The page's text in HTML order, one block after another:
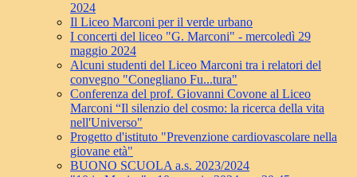
2024
Il Liceo Marconi per il verde urbano
I concerti del liceo "G. Marconi" - mercoledì 29
maggio 2024
Alcuni studenti del Liceo Marconi tra i relatori del
convegno "Conegliano Fu...tura"
Conferenza del prof. Giovanni Covone al Liceo
Marconi “Il silenzio del cosmo: la ricerca della vita
nell'Universo"
Progetto d'istituto "Prevenzione cardiovascolare nella
giovane età"
BUONO SCUOLA a.s. 2023/2024